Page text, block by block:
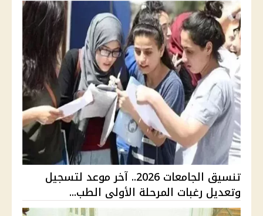
تنسيق الجامعات 2026.. آخر موعد لتسجيل
وتعديل رغبات المرحلة الأولى الطب...